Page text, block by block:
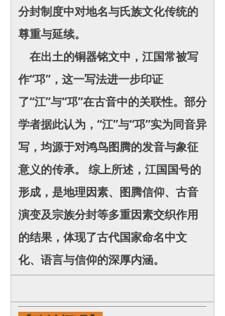
分封制度中对地名与氏族文化传统的
尊重与延续。
在出土的铜器铭文中，江国常被写
作“邛”，这一写法进一步印证
了“江”与“邛”在古音中的关联性。部分
学者据此认为，“江”与“邛”实为同音异
写，均源于对鸿鸟图腾的发音与象征
意义的传承。 综上所述，江国国号的
形成，是地理因素、图腾信仰、古音
演变及宗族分封等多重因素交织作用
的结果，体现了古代国家命名中文
化、语言与信仰的深厚内涵。